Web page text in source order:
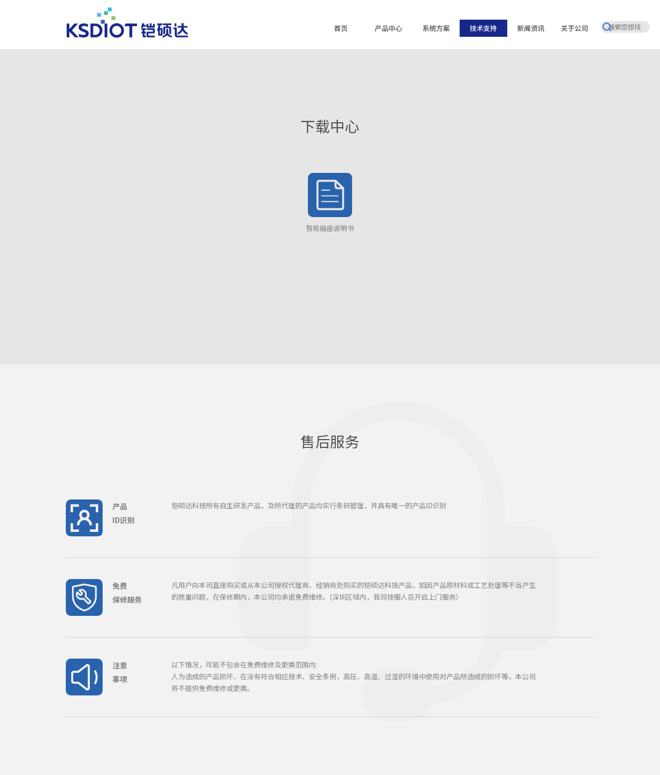
首页 产品中心 系统方案 技术支持 新闻资讯 关于公司
下载中心
智能插座说明书
售后服务
产品
ID识别
铠硕达科技所有自主研发产品，及所代理的产品均实行条码管理，并具有唯一的产品ID识别
免费
保修服务
凡用户向本司直接购买或从本公司授权代理商、经销商处购买的铠硕达科技产品，如因产品原材料或工艺处理等不当产生
的质量问题，在保修期内，本公司均承诺免费维修。(深圳区域内，我司技服人员开启上门服务）
注意
事项
以下情况，可能不包含在免费维修及更换范围内:
人为造成的产品损坏、在没有符合相应技术、安全条例，高压、高温、过湿的环境中使用对产品所造成的损坏等，本公司
将不提供免费维修或更换。